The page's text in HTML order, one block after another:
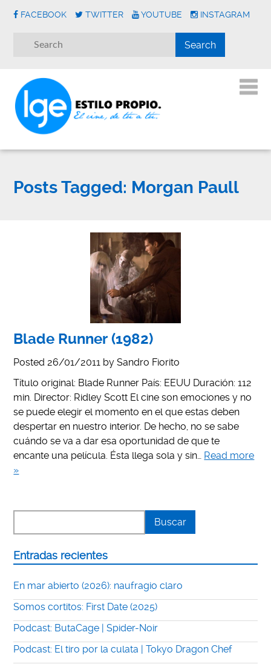
FACEBOOK TWITTER YOUTUBE INSTAGRAM
Posts Tagged: Morgan Paull
Blade Runner (1982)
Posted 26/01/2011 bySandro Fiorito
Título original: Blade Runner País: EEUU Duración: 112
min. Director: Ridley Scott El cine son emociones y no
se puede elegir el momento en el que estas deben
despertar en nuestro interior. De hecho, no se sabe
cuándo se va a dar esa oportunidad de que te
encante una película. Ésta llega sola y sin… Read more
»
Entradas recientes
En mar abierto (2026): naufragio claro
Somos cortitos: First Date (2025)
Podcast: ButaCage | Spider-Noir
Podcast: El tiro por la culata | Tokyo Dragon Chef